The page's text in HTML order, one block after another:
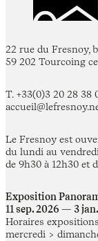
22 rue du Fresnoy,
59 202 Tourcoing
T. +33(0)3 20 28 38
Le Fresnoy est
du lundi au
de 9h30 à 12h30 et
Exposition
11 sep. 2026 — 3
Horaires
mercredi >